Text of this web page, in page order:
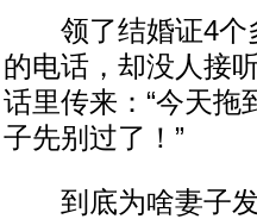
领了结婚证4个
的电话，却没人接
话里传来：“今天拖
子先别过了！”
到底为啥妻子发